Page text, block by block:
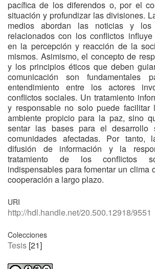
pacífica de los diferendos o, por el
situación y profundizar las divisiones.
medios abordan las noticias y los
relacionados con los conflictos influye
en la percepción y reacción de la
mismos. Asimismo, el concepto de
y los principios éticos que deben
comunicación son fundamentales
entendimiento entre los actores
conflictos sociales. Un tratamiento
y responsable no solo puede facilitar
ambiente propicio para la paz, sino
sentar las bases para el desarrollo
comunidades afectadas. Por
difusión de información y la
tratamiento de los conflictos
indispensables para fomentar un clima
cooperación a largo plazo.
URI
http://hdl.handle.net/20.500.12918/9551
Colecciones
Tesis [21]